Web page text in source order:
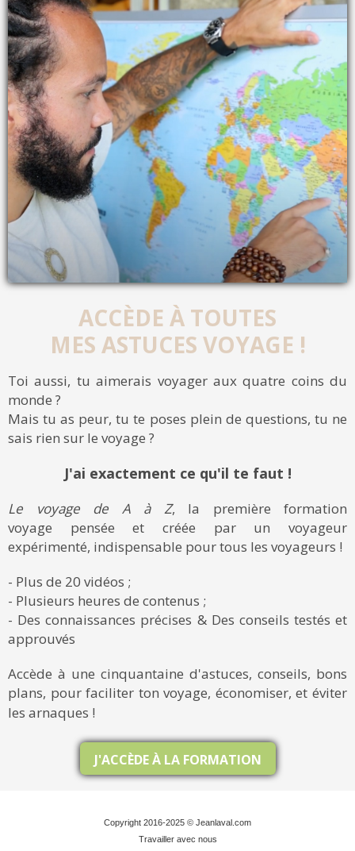
ACCÈDE À TOUTES
MES ASTUCES VOYAGE !
Toi aussi, tu aimerais voyager aux quatre coins du
monde ?
Mais tu as peur, tu te poses plein de questions, tu ne
sais rien sur le voyage ?
J'ai exactement ce qu'il te faut !
Le voyage de A à Z, la première formation
voyage pensée et créée par un voyageur
expérimenté, indispensable pour tous les voyageurs !
- Plus de 20 vidéos ;
- Plusieurs heures de contenus ;
- Des connaissances précises & Des conseils testés et
approuvés
Accède à une cinquantaine d'astuces, conseils, bons
plans, pour faciliter ton voyage, économiser, et éviter
les arnaques !
J'ACCÈDE À LA FORMATION
Copyright 2016-2025 © Jeanlaval.com
Travailler avec nous